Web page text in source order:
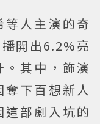
人主演的奇
開出6.2%亮
其中，飾演
下百想新人
部劇入坑的